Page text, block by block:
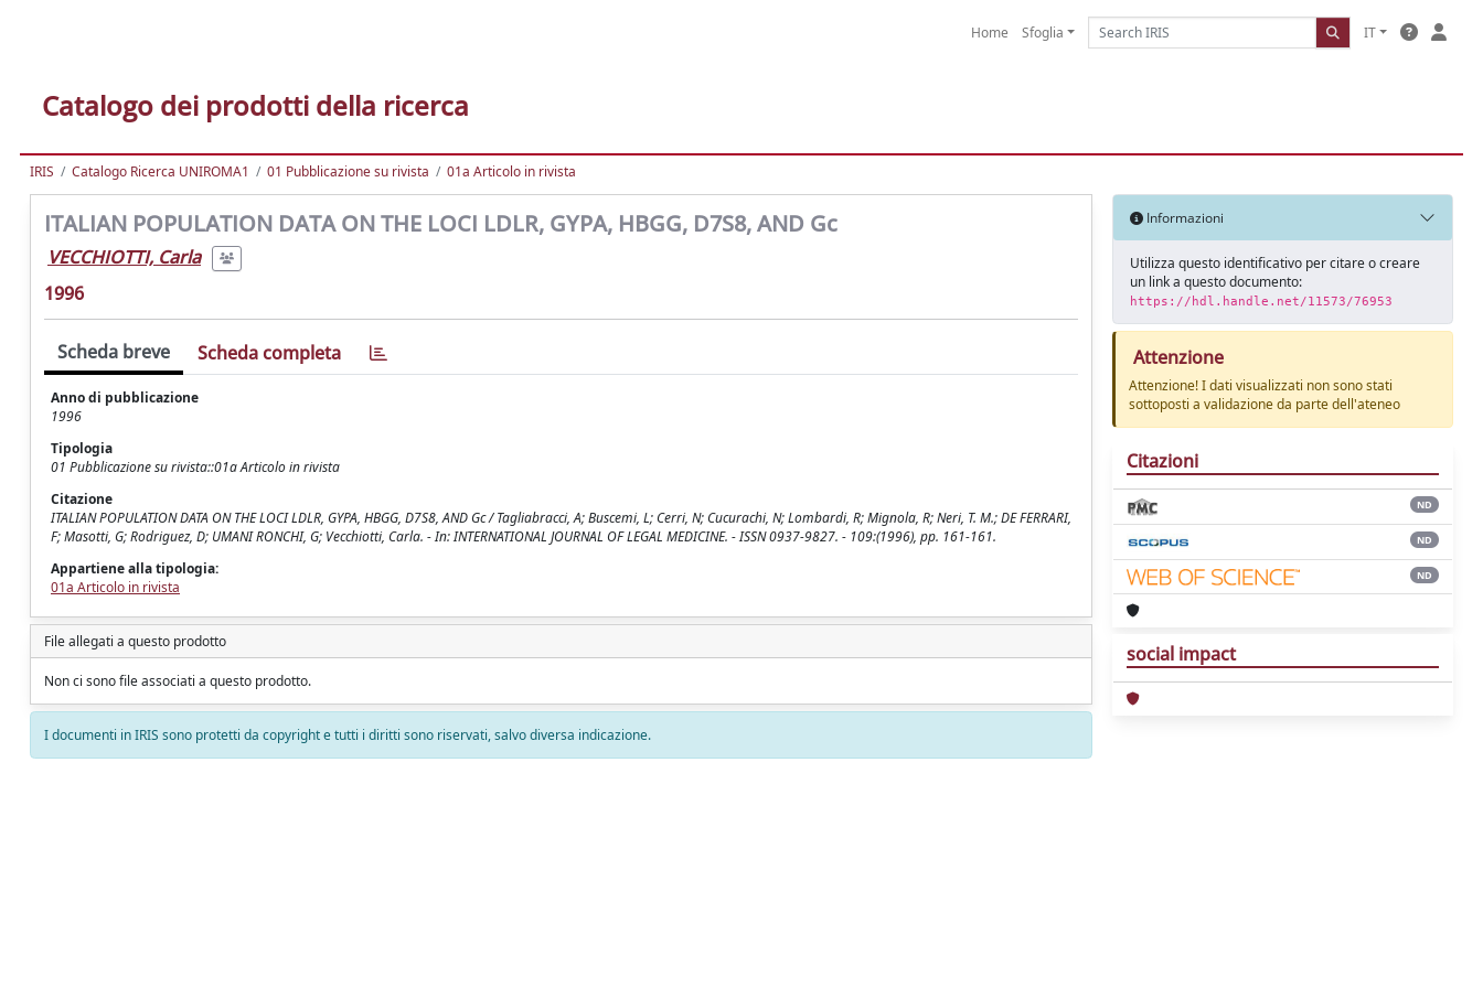
Home Sfoglia IT
Catalogo dei prodotti della ricerca
IRIS Catalogo Ricerca UNIROMA1 01 Pubblicazione su rivista 01a Articolo in rivista
ITALIAN POPULATION DATA ON THE LOCI LDLR, GYPA, HBGG, D7S8, AND Gc
VECCHIOTTI, Carla
1996
Scheda breve Scheda completa
Anno di pubblicazione
1996
Tipologia
01 Pubblicazione su rivista::01a Articolo in rivista
Citazione
ITALIAN POPULATION DATA ON THE LOCI LDLR, GYPA, HBGG, D7S8, AND Gc / Tagliabracci, A; Buscemi, L; Cerri, N; Cucurachi, N; Lombardi, R; Mignola, R; Neri, T. M.; DE FERRARI,
F; Masotti, G; Rodriguez, D; UMANI RONCHI, G; Vecchiotti, Carla. - In: INTERNATIONAL JOURNAL OF LEGAL MEDICINE. - ISSN 0937-9827. - 109:(1996), pp. 161-161.
Appartiene alla tipologia:
01a Articolo in rivista
File allegati a questo prodotto
Non ci sono file associati a questo prodotto.
I documenti in IRIS sono protetti da copyright e tutti i diritti sono riservati, salvo diversa indicazione.
Informazioni
Utilizza questo identificativo per citare o creare
un link a questo documento:
https://hdl.handle.net/11573/76953
Attenzione
Attenzione! I dati visualizzati non sono stati
sottoposti a validazione da parte dell'ateneo
Citazioni
ND
ND
ND
social impact